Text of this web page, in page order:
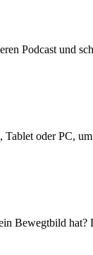
Podcast und
oder PC,
Bewegtbild